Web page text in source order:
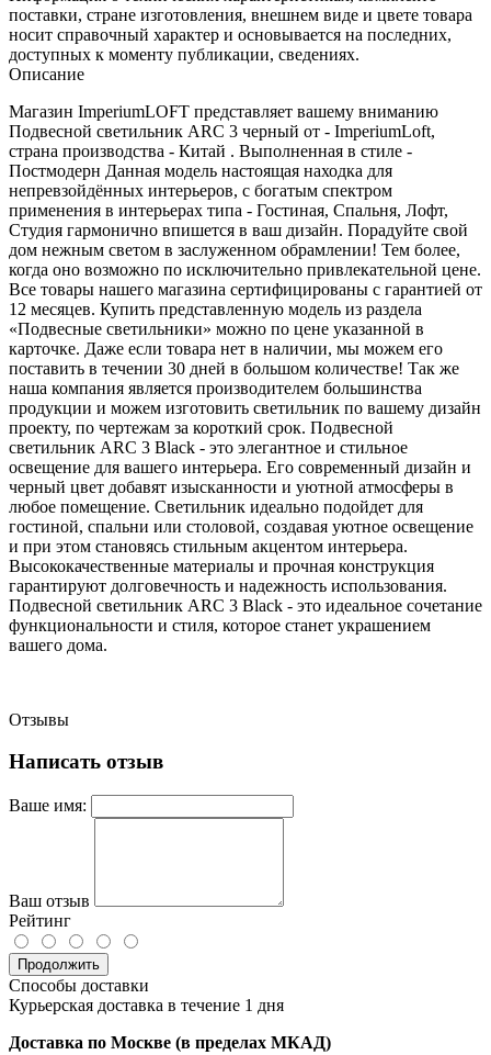
поставки, стране изготовления, внешнем виде и цвете товара
носит справочный характер и основывается на последних,
доступных к моменту публикации, сведениях.
Описание
Магазин ImperiumLOFT представляет вашему вниманию
Подвесной светильник ARC 3 черный от - ImperiumLoft,
страна производства - Китай . Выполненная в стиле -
Постмодерн Данная модель настоящая находка для
непревзойдённых интерьеров, с богатым спектром
применения в интерьерах типа - Гостиная, Спальня, Лофт,
Студия гармонично впишется в ваш дизайн. Порадуйте свой
дом нежным светом в заслуженном обрамлении! Тем более,
когда оно возможно по исключительно привлекательной цене.
Все товары нашего магазина сертифицированы с гарантией от
12 месяцев. Купить представленную модель из раздела
«Подвесные светильники» можно по цене указанной в
карточке. Даже если товара нет в наличии, мы можем его
поставить в течении 30 дней в большом количестве! Так же
наша компания является производителем большинства
продукции и можем изготовить светильник по вашему дизайн
проекту, по чертежам за короткий срок. Подвесной
светильник ARC 3 Black - это элегантное и стильное
освещение для вашего интерьера. Его современный дизайн и
черный цвет добавят изысканности и уютной атмосферы в
любое помещение. Светильник идеально подойдет для
гостиной, спальни или столовой, создавая уютное освещение
и при этом становясь стильным акцентом интерьера.
Высококачественные материалы и прочная конструкция
гарантируют долговечность и надежность использования.
Подвесной светильник ARC 3 Black - это идеальное сочетание
функциональности и стиля, которое станет украшением
вашего дома.
Отзывы
Написать отзыв
Ваше имя:
Ваш отзыв
Рейтинг
Продолжить
Способы доставки
Курьерская доставка в течение 1 дня
Доставка по Москве (в пределах МКАД)